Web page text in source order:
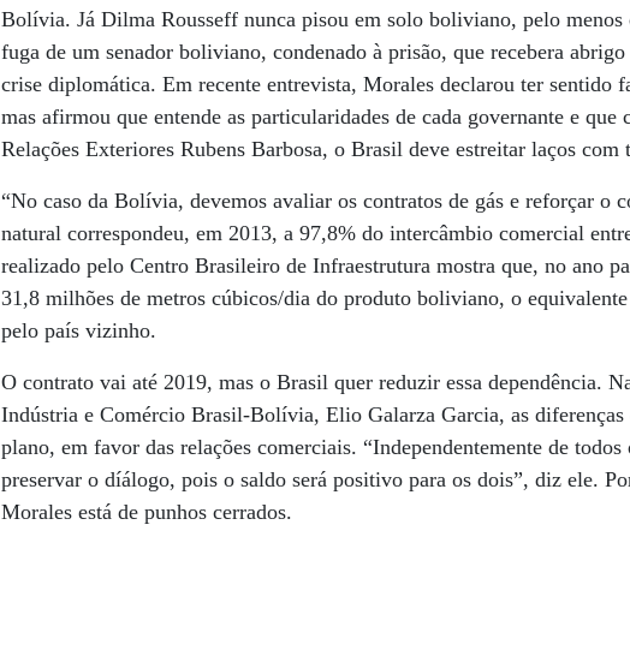
Bolívia. Já Dilma Rousseff nunca pisou em solo boliviano, pelo menos
fuga de um senador boliviano, condenado à prisão, que recebera
crise diplomática. Em recente entrevista, Morales declarou ter sentido
mas afirmou que entende as particularidades de cada governante e
Relações Exteriores Rubens Barbosa, o Brasil deve estreitar laços com
“No caso da Bolívia, devemos avaliar os contratos de gás e reforçar o
natural correspondeu, em 2013, a 97,8% do intercâmbio comercial
realizado pelo Centro Brasileiro de Infraestrutura mostra que, no ano
31,8 milhões de metros cúbicos/dia do produto boliviano, o
pelo país vizinho.
O contrato vai até 2019, mas o Brasil quer reduzir essa dependência.
Indústria e Comércio Brasil-Bolívia, Elio Galarza Garcia, as diferenças
plano, em favor das relações comerciais. “Independentemente de
preservar o díálogo, pois o saldo será positivo para os dois”, diz ele.
Morales está de punhos cerrados.